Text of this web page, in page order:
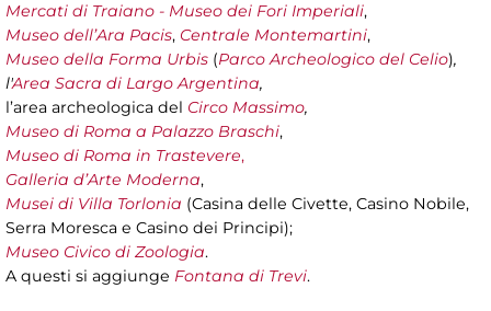
Mercati di Traiano - Museo dei Fori Imperiali,
Museo dell’Ara Pacis, Centrale Montemartini,
Museo della Forma Urbis (Parco Archeologico del Celio),
l'Area Sacra di Largo Argentina,
l’area archeologica del Circo Massimo,
Museo di Roma a Palazzo Braschi,
Museo di Roma in Trastevere,
Galleria d’Arte Moderna,
Musei di Villa Torlonia (Casina delle Civette, Casino Nobile,
Serra Moresca e Casino dei Principi);
Museo Civico di Zoologia.
A questi si aggiunge Fontana di Trevi.